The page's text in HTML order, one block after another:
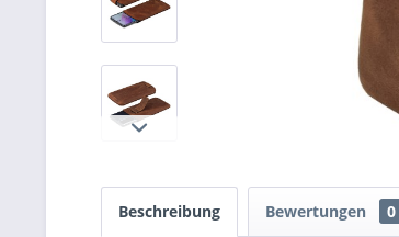
Beschreibung Bewertungen 0